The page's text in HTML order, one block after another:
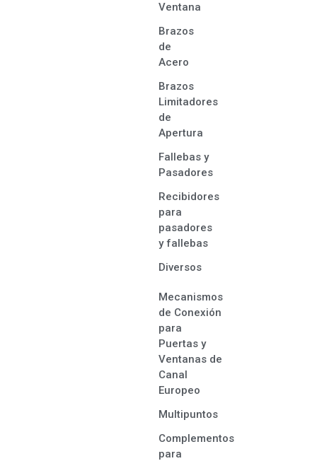
Ventana
Brazos
de
Acero
Brazos
Limitadores
de
Apertura
Fallebas y
Pasadores
Recibidores
para
pasadores
y fallebas
Diversos
Mecanismos
de Conexión
para
Puertas y
Ventanas de
Canal
Europeo
Multipuntos
Complementos
para